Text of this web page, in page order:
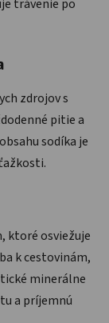
trávenie po
zdrojov s
pitie a
sodíka je
ktoré osviežuje
k cestovinám,
minerálne
a príjemnú